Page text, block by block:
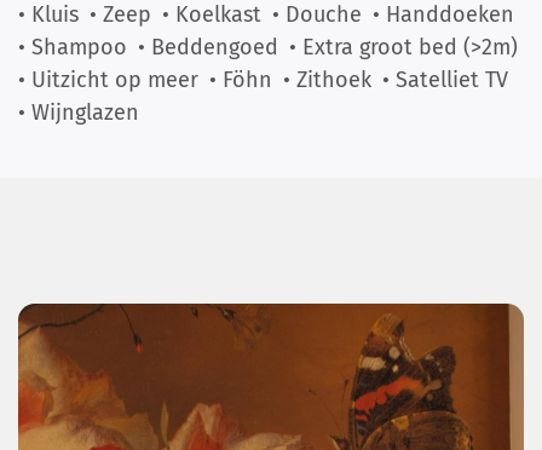
• Kluis • Zeep • Koelkast • Douche • Handdoeken
• Shampoo • Beddengoed • Extra groot bed (>2m)
• Uitzicht op meer • Föhn • Zithoek • Satelliet TV
• Wijnglazen